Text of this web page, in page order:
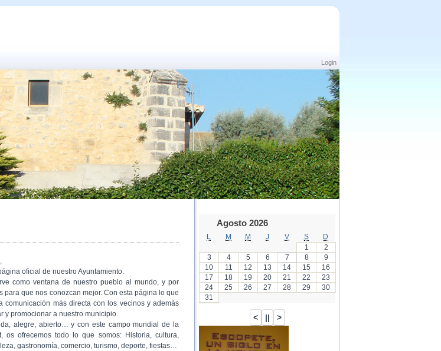
Login
oficial de nuestro Ayuntamiento.
como ventana de nuestro pueblo al mundo, y por
para que nos conozcan mejor. Con esta página lo que
comunicación más directa con los vecinos y además
y promocionar a nuestro municipio.
alegre, abierto… y con este campo mundial de la
os ofrecemos todo lo que somos: Historia, cultura,
gastronomía, comercio, turismo, deporte, fiestas…
Agosto 2026
M M J V S
D
1
2
3
4 5 6 7 8
9
10
11 12 13 14 15
16
17
18 19 20 21 22
23
24
25 26 27 28 29
30
31